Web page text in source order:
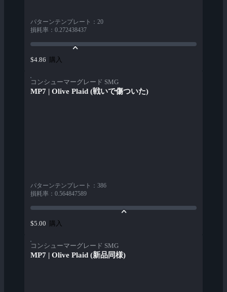
パターンテンプレート ： 20
損耗率 ： 0.272438437
$4.86 購入
コンシューマーグレード SMG
MP7 | Olive Plaid (戦いで傷ついた)
パターンテンプレート ： 386
損耗率 ： 0.564847589
$5.00 購入
コンシューマーグレード SMG
MP7 | Olive Plaid (新品同様)